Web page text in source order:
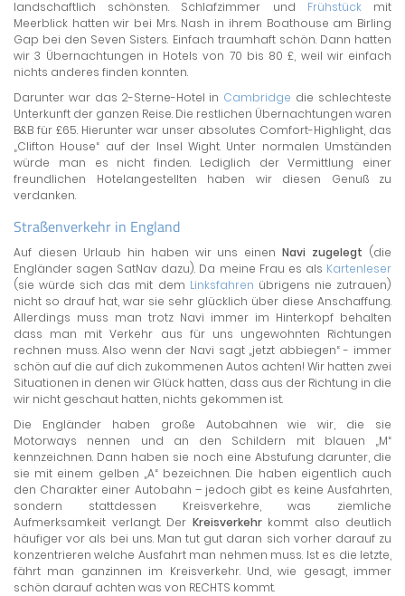
landschaftlich schönsten. Schlafzimmer und Frühstückmit
Meerblick hatten wir bei Mrs. Nash in ihrem Boathouse am Birling
Gap bei den Seven Sisters. Einfach traumhaft schön. Dann hatten
wir 3 Übernachtungen in Hotels von 70 bis 80 £, weil wir einfach
nichts anderes finden konnten.
Darunter war das 2-Sterne-Hotel in Cambridge die schlechteste
Unterkunft der ganzen Reise. Die restlichen Übernachtungen waren
B&B für £65. Hierunter war unser absolutes Comfort-Highlight, das
„Clifton House“ auf der Insel Wight. Unter normalen Umständen
würde man es nicht finden. Lediglich der Vermittlung einer
freundlichen Hotelangestellten haben wir diesen Genuß zu
verdanken.
Straßenverkehr in England
Auf diesen Urlaub hin haben wir uns einenNavi zugelegt (die
Engländer sagen SatNav dazu). Da meine Frau es als Kartenleser
(sie würde sich das mit dem Linksfahren übrigens nie zutrauen)
nicht so drauf hat, war sie sehr glücklich über diese Anschaffung.
Allerdings muss man trotz Navi immer im Hinterkopf behalten
dass man mit Verkehr aus für uns ungewohnten Richtungen
rechnen muss. Also wenn der Navi sagt „jetzt abbiegen“ - immer
schön auf die auf dich zukommenen Autos achten! Wir hatten zwei
Situationen in denen wir Glück hatten, dass aus der Richtung in die
wir nicht geschaut hatten, nichts gekommen ist.
Die Engländer haben große Autobahnen wie wir, die sie
Motorways nennen und an den Schildern mit blauen „M“
kennzeichnen. Dann haben sie noch eine Abstufung darunter, die
sie mit einem gelben „A“ bezeichnen. Die haben eigentlich auch
den Charakter einer Autobahn – jedoch gibt es keine Ausfahrten,
sondern stattdessen Kreisverkehre, was ziemliche
Aufmerksamkeit verlangt. Der Kreisverkehrkommt also deutlich
häufiger vor als bei uns. Man tut gut daran sich vorher darauf zu
konzentrieren welche Ausfahrt man nehmen muss. Ist es die letzte,
fährt man ganzinnen im Kreisverkehr. Und, wie gesagt, immer
schön darauf achten was von RECHTS kommt.